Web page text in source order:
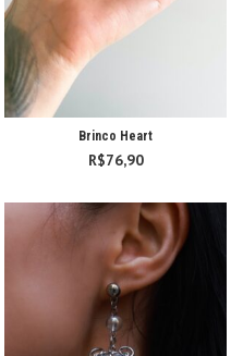
Brinco Heart
R$76,90